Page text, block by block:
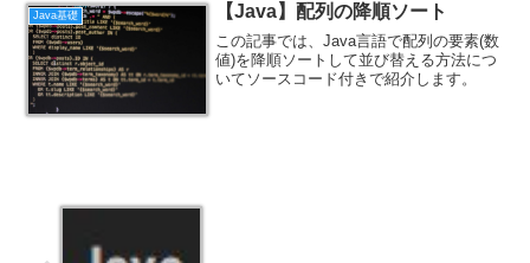
Java基礎 【Java】配列の降順ソート
この記事では、Java言語で配列の要素(数
値)を降順ソートして並び替える方法につ
いてソースコード付きで紹介します。